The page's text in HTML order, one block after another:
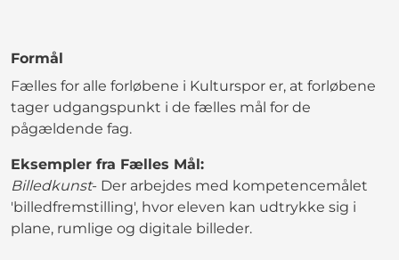
Formål
Fælles for alle forløbene i Kulturspor er, at forløbene
tager udgangspunkt i de fælles mål for de
pågældende fag.
Eksempler fra Fælles Mål:
Billedkunst- Der arbejdes med kompetencemålet
'billedfremstilling', hvor eleven kan udtrykke sig i
plane, rumlige og digitale billeder.